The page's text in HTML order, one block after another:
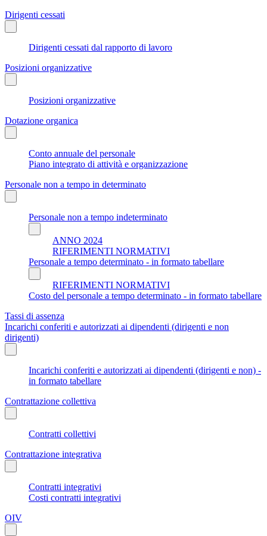
Dirigenti cessati
Dirigenti cessati dal rapporto di lavoro
Posizioni organizzative
Posizioni organizzative
Dotazione organica
Conto annuale del personale
Piano integrato di attività e organizzazione
Personale non a tempo in determinato
Personale non a tempo indeterminato
ANNO 2024
RIFERIMENTI NORMATIVI
Personale a tempo determinato - in formato tabellare
RIFERIMENTI NORMATIVI
Costo del personale a tempo determinato - in formato tabellare
Tassi di assenza
Incarichi conferiti e autorizzati ai dipendenti (dirigenti e non
dirigenti)
Incarichi conferiti e autorizzati ai dipendenti (dirigenti e non) -
in formato tabellare
Contrattazione collettiva
Contratti collettivi
Contrattazione integrativa
Contratti integrativi
Costi contratti integrativi
OIV